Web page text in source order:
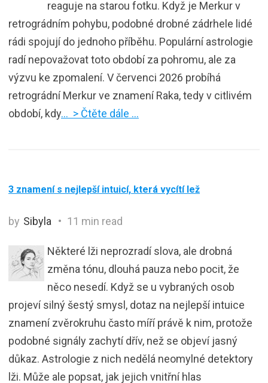
reaguje na starou fotku. Když je Merkur v
retrográdním pohybu, podobné drobné zádrhele lidé
rádi spojují do jednoho příběhu. Populární astrologie
radí nepovažovat toto období za pohromu, ale za
výzvu ke zpomalení. V červenci 2026 probíhá
retrográdní Merkur ve znamení Raka, tedy v citlivém
období, kdy… > Čtěte dále …
3 znamení s nejlepší intuicí, která vycítí lež
by Sibyla 11 min read
Některé lži neprozradí slova, ale drobná
změna tónu, dlouhá pauza nebo pocit, že
něco nesedí. Když se u vybraných osob
projeví silný šestý smysl, dotaz na nejlepší intuice
znamení zvěrokruhu často míří právě k nim, protože
podobné signály zachytí dřív, než se objeví jasný
důkaz. Astrologie z nich nedělá neomylné detektory
lži. Může ale popsat, jak jejich vnitřní hlas